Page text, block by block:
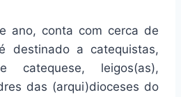
ano, conta com cerca de
destinado a catequistas,
catequese, leigos(as),
das (arqui)dioceses do